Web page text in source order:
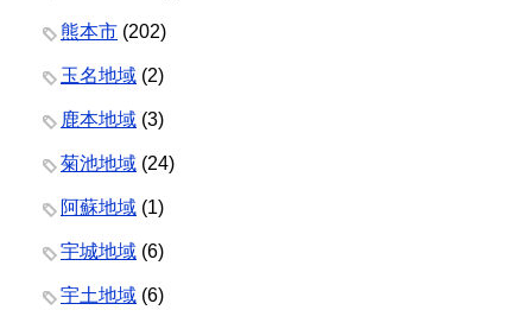
熊本市 (202)
玉名地域 (2)
鹿本地域 (3)
菊池地域 (24)
阿蘇地域 (1)
宇城地域 (6)
宇土地域 (6)